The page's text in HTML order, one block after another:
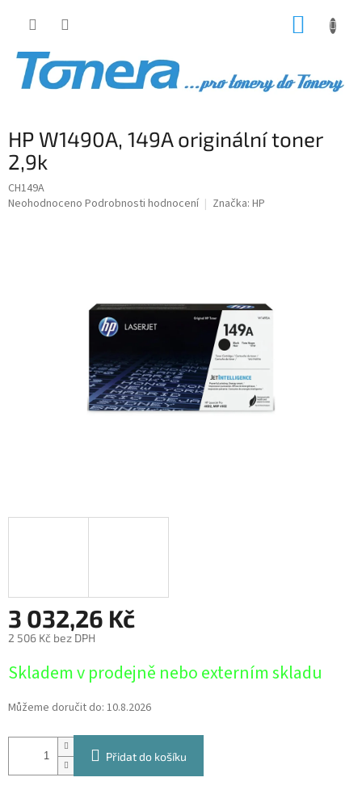
HP W1490A, 149A originální toner
2,9k
CH149A
Průměrné
Neohodnoceno Podrobnosti hodnocení Značka: HP
3 032,26 Kč
2 506 Kč bez DPH
cena:
Skladem v prodejně nebo externím skladu
Můžeme doručit do: 10.8.2026
Přidat do košíku